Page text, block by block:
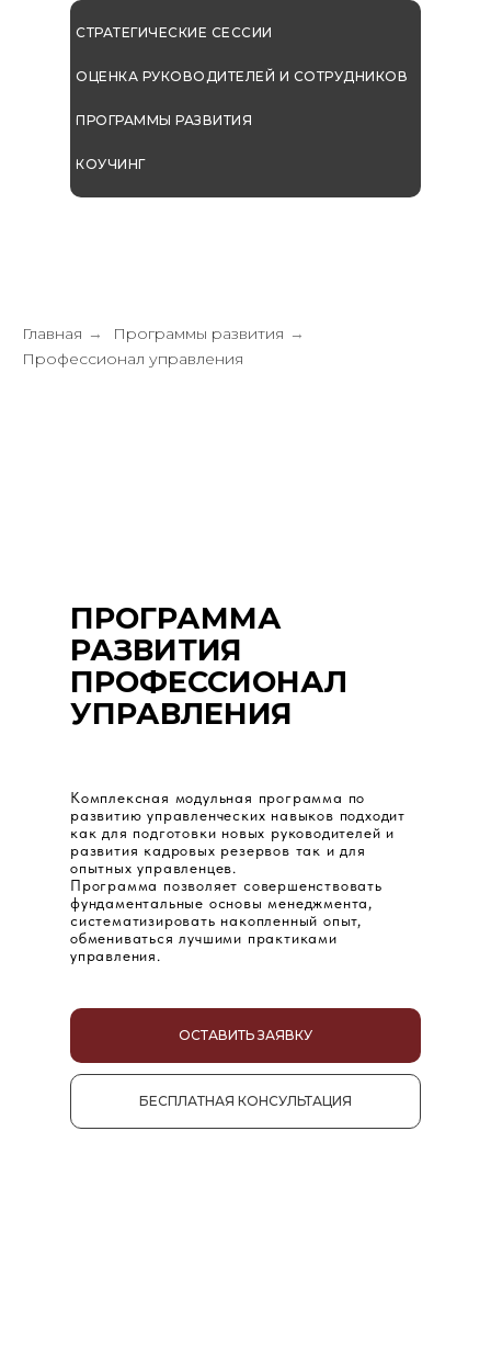
СТРАТЕГИЧЕСКИЕ СЕССИИ
ОЦЕНКА РУКОВОДИТЕЛЕЙ И СОТРУДНИКОВ
ПРОГРАММЫ РАЗВИТИЯ
КОУЧИНГ
Главная → Программы развития →
Профессионал управления
Комплексная модульная программа по
развитию управленческих навыков подходит
как для подготовки новых руководителей и
развития кадровых резервов так и для
опытных управленцев.
Программа позволяет совершенствовать
фундаментальные основы менеджмента,
систематизировать накопленный опыт,
обмениваться лучшими практиками
управления.
ПРОГРАММА
РАЗВИТИЯ
ПРОФЕССИОНАЛ
УПРАВЛЕНИЯ
ОСТАВИТЬ ЗАЯВКУ
БЕСПЛАТНАЯ КОНСУЛЬТАЦИЯ